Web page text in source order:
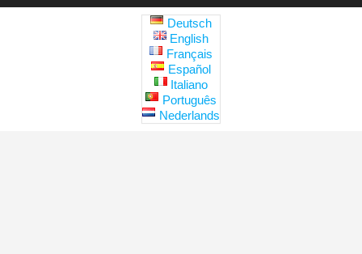
Deutsch
English
Français
Español
Italiano
Português
Nederlands